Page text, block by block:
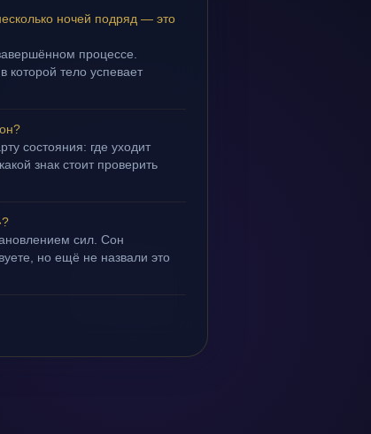
ночей подряд — это
процессе.
которой тело успевает
состояния: где уходит
знак стоит проверить
сил. Сон
но ещё не назвали это